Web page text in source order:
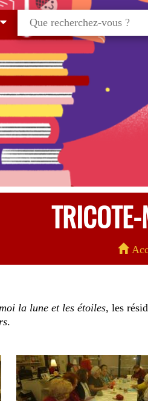
la lune et les étoiles, les
.